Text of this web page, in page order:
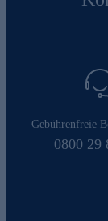
Gebührenfreie
0800 29